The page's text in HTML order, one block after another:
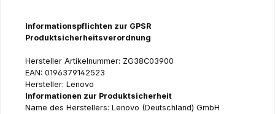
Informationspflichten zur GPSR
Produktsicherheitsverordnung
Hersteller Artikelnummer: ZG38C03900
EAN: 0196379142523
Hersteller: Lenovo
Informationen zur Produktsicherheit
Name des Herstellers: Lenovo (Deutschland) GmbH